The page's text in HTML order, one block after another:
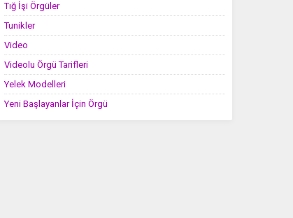
Tığ İşi Örgüler
Tunikler
Video
Videolu Örgü Tarifleri
Yelek Modelleri
Yeni Başlayanlar İçin Örgü